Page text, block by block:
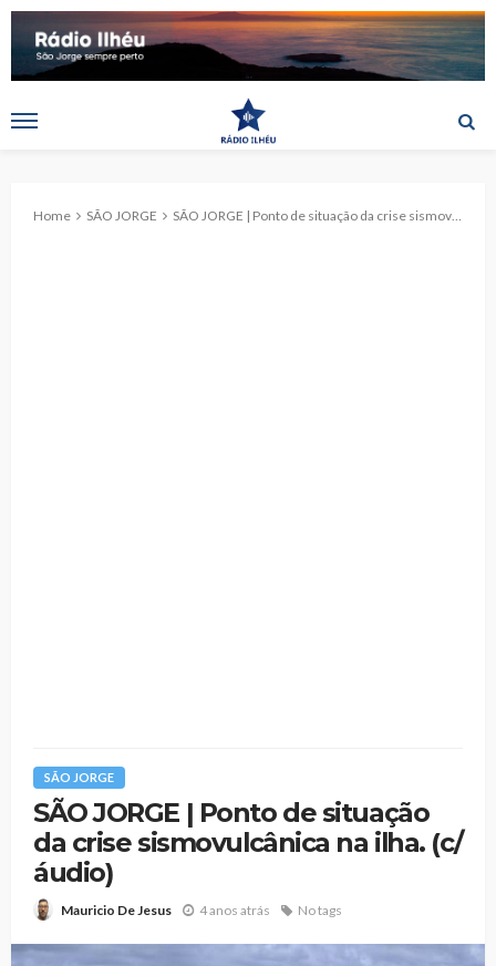
Home SÃO JORGE SÃO JORGE | Ponto de situação da crise sismovulcânica na ilha. (c/áudio)
SÃO JORGE
SÃO JORGE | Ponto de situação
da crise sismovulcânica na ilha. (c/
áudio)
Mauricio De Jesus 4 anos atrás No tags